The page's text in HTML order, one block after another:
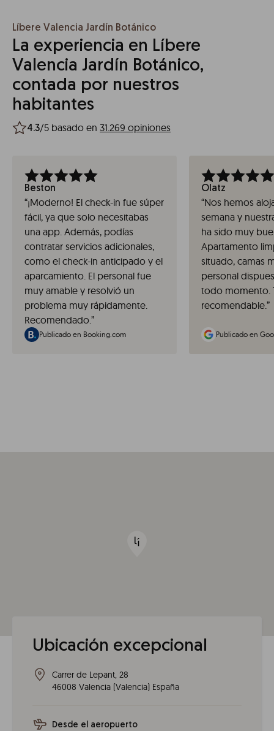
Líbere Valencia Jardín Botánico
La experiencia en Líbere
Valencia Jardín Botánico,
contada por nuestros
habitantes
4.3/5 basado en 31.269 opiniones
Beston
“¡Moderno! El check-in fue súper
fácil, ya que solo necesitabas
una app. Además, podías
contratar servicios adicionales,
como el check-in anticipado y el
aparcamiento. El personal fue
muy amable y resolvió un
problema muy rápidamente.
Recomendado.”
Publicado en Booking.com
Olatz
“Nos hemos
semana y
ha sido muy
Apartamento
situado, camas
personal
todo momento.
recomendable.”
Publicado en
Ubicación excepcional
Carrer de Lepant, 28
46008 Valencia (Valencia) España
Desde el aeropuerto